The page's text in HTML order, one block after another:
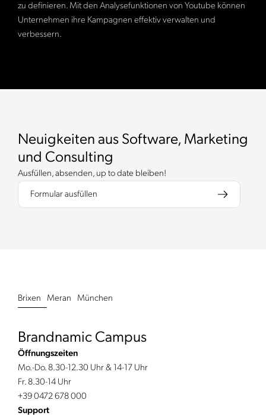
zu definieren. Mit den Analysefunktionen von Youtube können
Unternehmen ihre Kampagnen effektiv verwalten und
verbessern.
Neuigkeiten aus Software, Marketing
und Consulting
Ausfüllen, absenden, up to date bleiben!
Formular ausfüllen
Brixen Meran München
Brandnamic Campus
Öffnungszeiten
Mo.-Do. 8.30-12.30 Uhr & 14-17 Uhr
Fr. 8.30-14 Uhr
+39 0472 678 000
Support